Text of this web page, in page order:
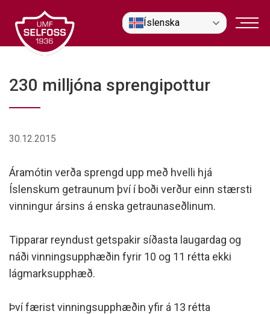
efni
Íslenska
230 milljóna sprengipottur
30.12.2015
Áramótin verða sprengd upp með hvelli hjá
Íslenskum getraunum því í boði verður einn stærsti
vinningur ársins á enska getraunaseðlinum.
Tipparar reyndust getspakir síðasta laugardag og
náði vinningsupphæðin fyrir 10 og 11 rétta ekki
lágmarksupphæð.
Því færist vinningsupphæðin yfir á 13 rétta